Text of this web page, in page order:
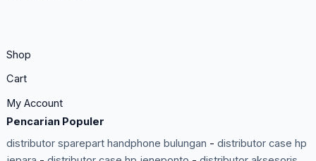
Shop
Cart
My Account
Pencarian Populer
distributor sparepart handphone bulungan - distributor case hp